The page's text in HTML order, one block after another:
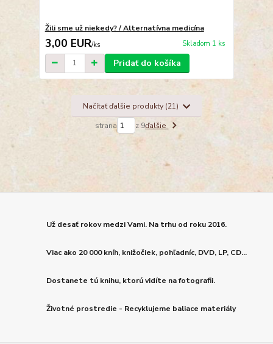
Žili sme už niekedy? / Alternatívna medicína
3,00 EUR/ks Skladom 1 ks
Pridať do košíka
Načítať ďalšie produkty (21)
strana z 9ďalšie
Už desať rokov medzi Vami. Na trhu od roku 2016.
Viac ako 20 000 kníh, knižočiek, pohľadníc, DVD, LP, CD...
Dostanete tú knihu, ktorú vidíte na fotografii.
Životné prostredie - Recyklujeme baliace materiály